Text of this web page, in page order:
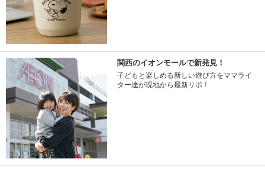
関西のイオンモールで新発見！
子どもと楽しめる新しい遊び方をママライ
ター達が現地から最新リポ！